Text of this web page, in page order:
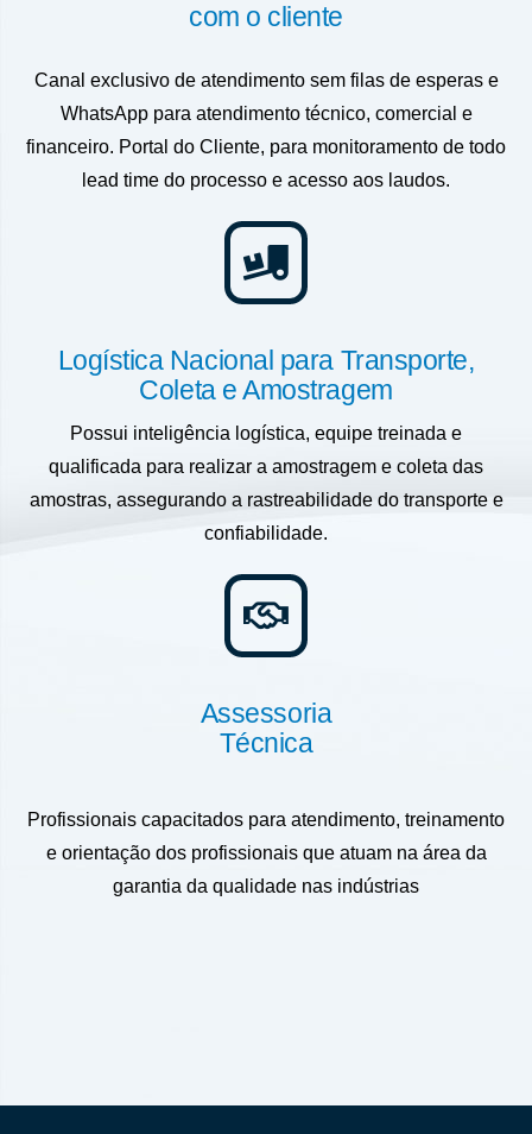
com o cliente
Canal exclusivo de atendimento sem filas de esperas e
WhatsApp para atendimento técnico, comercial e
financeiro. Portal do Cliente, para monitoramento de todo
lead time do processo e acesso aos laudos.
Logística Nacional para Transporte,
Coleta e Amostragem
Possui inteligência logística, equipe treinada e
qualificada para realizar a amostragem e coleta das
amostras, assegurando a rastreabilidade do transporte e
confiabilidade.
Assessoria
Técnica
Profissionais capacitados para atendimento, treinamento
e orientação dos profissionais que atuam na área da
garantia da qualidade nas indústrias